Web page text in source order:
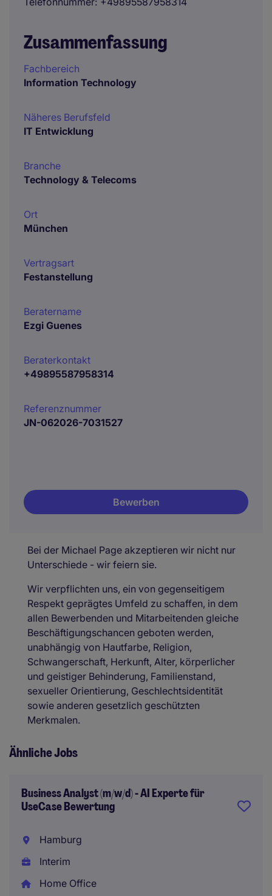
Zusammenfassung
Fachbereich
Information Technology
Näheres Berufsfeld
IT Entwicklung
Branche
Technology & Telecoms
Ort
München
Vertragsart
Festanstellung
Beratername
Ezgi Guenes
Beraterkontakt
+49895587958314
Referenznummer
JN-062026-7031527
Bewerben
Bei der Michael Page akzeptieren wir nicht nur
Unterschiede - wir feiern sie.
Wir verpflichten uns, ein von gegenseitigem
Respekt geprägtes Umfeld zu schaffen, in dem
allen Bewerbenden und Mitarbeitenden gleiche
Beschäftigungschancen geboten werden,
unabhängig von Hautfarbe, Religion,
Schwangerschaft, Herkunft, Alter, körperlicher
und geistiger Behinderung, Familienstand,
sexueller Orientierung, Geschlechtsidentität
sowie anderen gesetzlich geschützten
Merkmalen.
Ähnliche Jobs
Business Analyst (m/w/d) - AI Experte für
UseCase Bewertung
Hamburg
Interim
Home Office